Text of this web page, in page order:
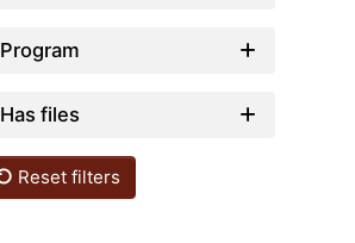
Program
Has files
Reset filters